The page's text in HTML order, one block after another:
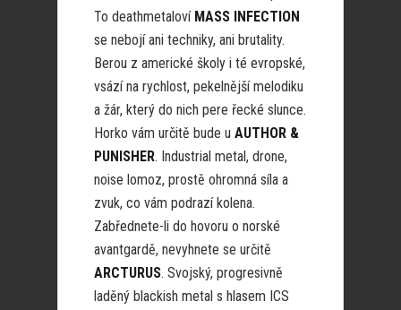
To deathmetaloví MASS INFECTION
se nebojí ani techniky, ani brutality.
Berou z americké školy i té evropské,
vsází na rychlost, pekelnější melodiku
a žár, který do nich pere řecké slunce.
Horko vám určitě bude u AUTHOR &
PUNISHER. Industrial metal, drone,
noise lomoz, prostě ohromná síla a
zvuk, co vám podrazí kolena.
Zabřednete-li do hovoru o norské
avantgardě, nevyhnete se určitě
ARCTURUS. Svojský, progresivně
laděný blackish metal s hlasem ICS